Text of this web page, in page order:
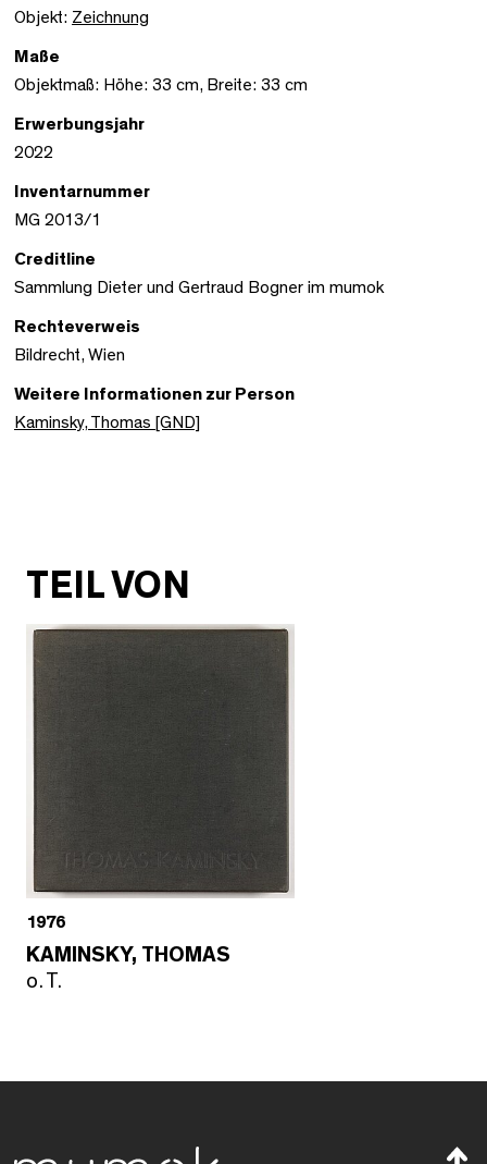
Objekt: Zeichnung
Maße
Objektmaß: Höhe: 33 cm, Breite: 33 cm
Erwerbungsjahr
2022
Inventarnummer
MG 2013/1
Creditline
Sammlung Dieter und Gertraud Bogner im mumok
Rechteverweis
Bildrecht, Wien
Weitere Informationen zur Person
Kaminsky, Thomas [GND]
TEIL VON
1976
KAMINSKY, THOMAS
o. T.